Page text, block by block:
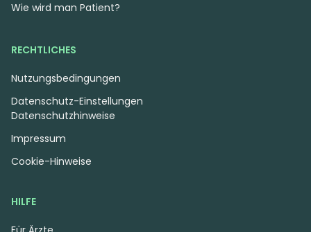
Wie wird man Patient?
HILFE
RECHTLICHES
Nutzungsbedingungen
Datenschutzhinweise
Impressum
Cookie-Hinweise
Datenschutz-Einstellungen